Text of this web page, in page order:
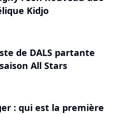
Kidjo
de DALS partante
All Stars
: qui est la première